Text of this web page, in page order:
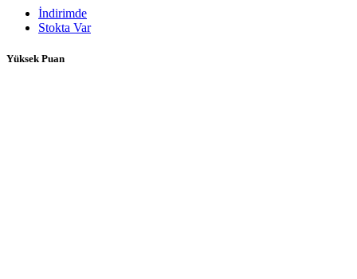
İndirimde
Stokta Var
Yüksek Puan